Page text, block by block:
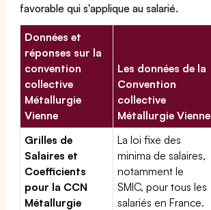
favorable qui s'applique au salarié.
Données et
réponses sur la
convention
collective
Métallurgie
Vienne
Les données de la
Convention
collective
Métallurgie Vienne
Grilles de
Salaires et
Coefficients
pour la CCN
Métallurgie
La loi fixe des
minima de salaires,
notamment le
SMIC, pour tous les
salariés en France.